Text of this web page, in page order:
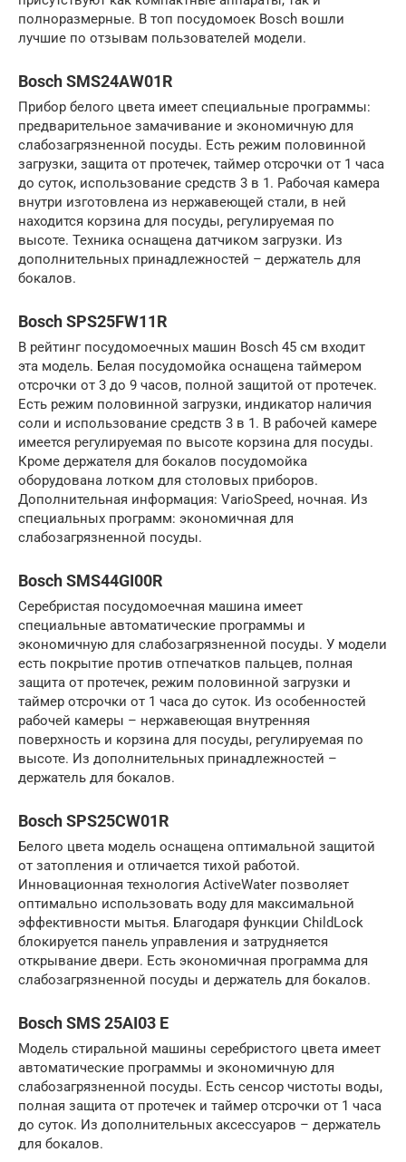
полноразмерные. В топ посудомоек Bosch вошли
лучшие по отзывам пользователей модели.
Bosch SMS24AW01R
Прибор белого цвета имеет специальные программы:
предварительное замачивание и экономичную для
слабозагрязненной посуды. Есть режим половинной
загрузки, защита от протечек, таймер отсрочки от 1 часа
до суток, использование средств 3 в 1. Рабочая камера
внутри изготовлена из нержавеющей стали, в ней
находится корзина для посуды, регулируемая по
высоте. Техника оснащена датчиком загрузки. Из
дополнительных принадлежностей – держатель для
бокалов.
Bosch SPS25FW11R
В рейтинг посудомоечных машин Bosch 45 см входит
эта модель. Белая посудомойка оснащена таймером
отсрочки от 3 до 9 часов, полной защитой от протечек.
Есть режим половинной загрузки, индикатор наличия
соли и использование средств 3 в 1. В рабочей камере
имеется регулируемая по высоте корзина для посуды.
Кроме держателя для бокалов посудомойка
оборудована лотком для столовых приборов.
Дополнительная информация: VarioSpeed, ночная. Из
специальных программ: экономичная для
слабозагрязненной посуды.
Bosch SMS44GI00R
Серебристая посудомоечная машина имеет
специальные автоматические программы и
экономичную для слабозагрязненной посуды. У модели
есть покрытие против отпечатков пальцев, полная
защита от протечек, режим половинной загрузки и
таймер отсрочки от 1 часа до суток. Из особенностей
рабочей камеры – нержавеющая внутренняя
поверхность и корзина для посуды, регулируемая по
высоте. Из дополнительных принадлежностей –
держатель для бокалов.
Bosch SPS25CW01R
Белого цвета модель оснащена оптимальной защитой
от затопления и отличается тихой работой.
Инновационная технология ActiveWater позволяет
оптимально использовать воду для максимальной
эффективности мытья. Благодаря функции ChildLock
блокируется панель управления и затрудняется
открывание двери. Есть экономичная программа для
слабозагрязненной посуды и держатель для бокалов.
Bosch SMS 25AI03 E
Модель стиральной машины серебристого цвета имеет
автоматические программы и экономичную для
слабозагрязненной посуды. Есть сенсор чистоты воды,
полная защита от протечек и таймер отсрочки от 1 часа
до суток. Из дополнительных аксессуаров – держатель
для бокалов.